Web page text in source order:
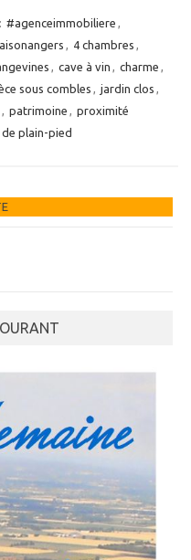
#agenceimmobiliere ,
, 4 chambres ,
, cave à vin , charme ,
sous combles , jardin clos ,
, patrimoine , proximité
plain-pied